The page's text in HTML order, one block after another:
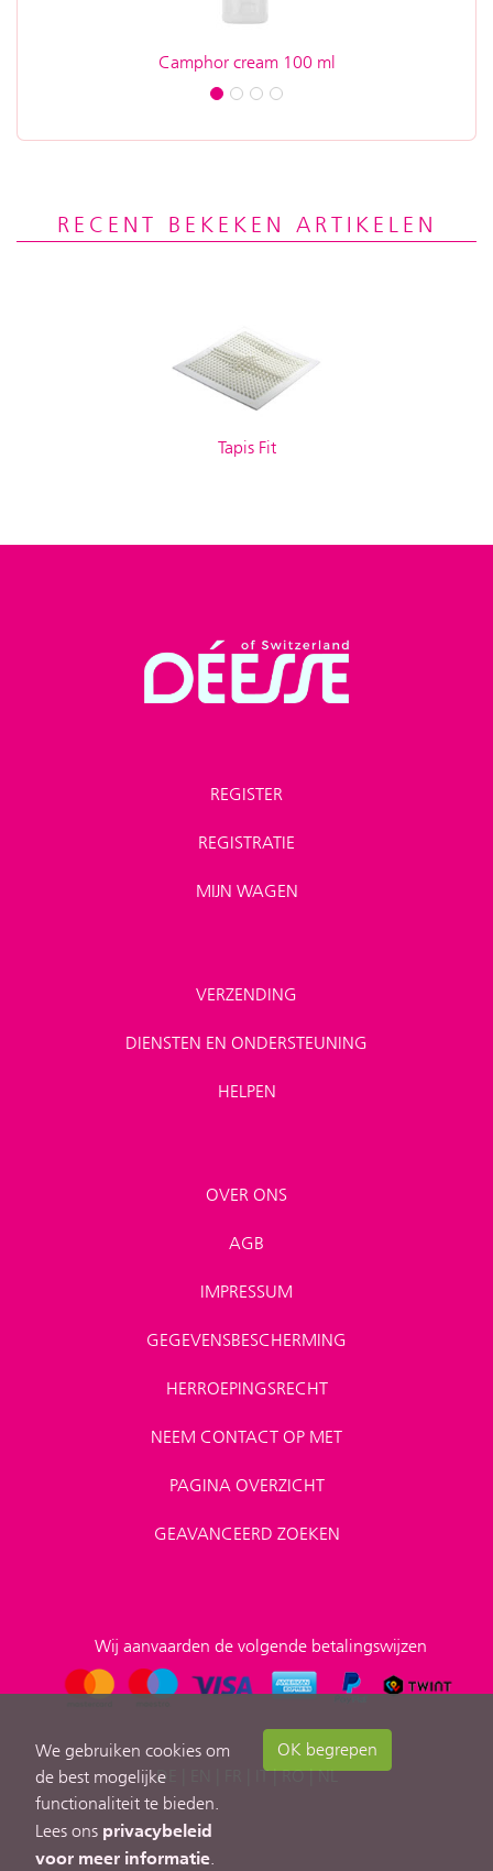
Camphor cream 100 ml
RECENT BEKEKEN ARTIKELEN
Tapis Fit
REGISTER
REGISTRATIE
MIJN WAGEN
VERZENDING
DIENSTEN EN ONDERSTEUNING
HELPEN
OVER ONS
AGB
IMPRESSUM
GEGEVENSBESCHERMING
HERROEPINGSRECHT
NEEM CONTACT OP MET
PAGINA OVERZICHT
GEAVANCEERD ZOEKEN
Wij aanvaarden de volgende betalingswijzen
DE IT|RO|NL
We gebruiken cookies om
de best mogelijke
functionaliteit te bieden.
Lees ons privacybeleid
voor meer informatie.
OK begrepen